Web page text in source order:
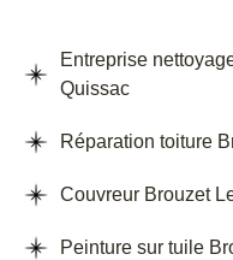
Entreprise
Quissac
Réparation toiture
Couvreur Brouzet
Peinture sur tuile